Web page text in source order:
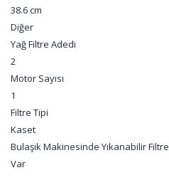
38.6 cm
Diğer
Yağ Filtre Adedi
2
Motor Sayısı
1
Filtre Tipi
Kaset
Bulaşık Makinesinde Yıkanabilir Filtre
Var